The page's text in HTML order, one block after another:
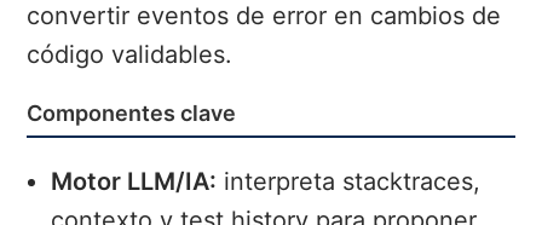
convertir eventos de error en cambios de
código validables.
Componentes clave
Motor LLM/IA: interpreta stacktraces,